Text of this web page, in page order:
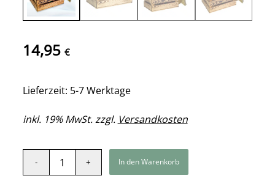
14,95 €
Lieferzeit: 5-7 Werktage
inkl. 19% MwSt. zzgl. Versandkosten
In den Warenkorb